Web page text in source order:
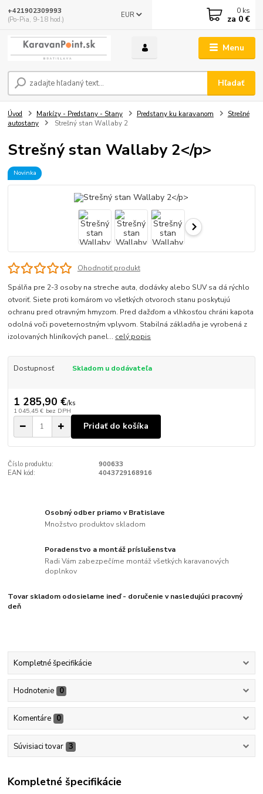
Menu
EUR
Hľadať
+421902309993
(Po-Pia, 9-18 hod.)
0 ks
za 0 €
Úvod Markízy - Predstany - Stany Predstany ku karavanom
Strešné
autostany
Strešný stan Wallaby 2
Strešný stan Wallaby 2</p>
Novinka
Ohodnotiť produkt
Spálňa pre 2-3 osoby na streche auta, dodávky alebo SUV sa dá rýchlo
otvoriť. Siete proti komárom vo všetkých otvoroch stanu poskytujú
ochranu pred otravným hmyzom. Pred dažďom a vlhkosťou chráni kapota
odolná voči poveternostným vplyvom. Stabilná základňa je vyrobená z
izolovaných hliníkových panel... celý popis
Dostupnosť Skladom u dodávateľa
1 285,90 €/ks
1 045,45 € bez DPH
Pridať do košíka
Číslo produktu:
900633
EAN kód:
4043729168916
Osobný odber priamo v Bratislave
Množstvo produktov skladom
Poradenstvo a montáž príslušenstva
Radi Vám zabezpečíme montáž všetkých karavanových
doplnkov
Tovar skladom odosielame ineď - doručenie v nasledujúci pracovný
deň
Kompletné špecifikácie
Hodnotenie 0
Komentáre 0
Súvisiaci tovar 3
Kompletné špecifikácie